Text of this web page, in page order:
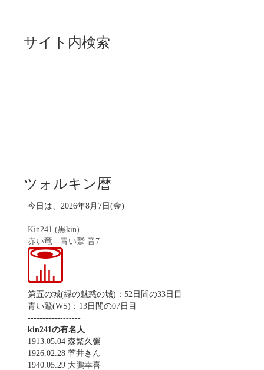
サイト内検索
ツォルキン暦
今日は、2026年8月7日(金)
Kin241 (黒kin)
赤い竜 - 青い鷲 音7
第五の城(緑の魅惑の城)：52日間の33日目
青い鷲(WS)：13日間の07日目
------------------
kin241の有名人
1913.05.04 森繁久彌
1926.02.28 菅井きん
1940.05.29 大鵬幸喜